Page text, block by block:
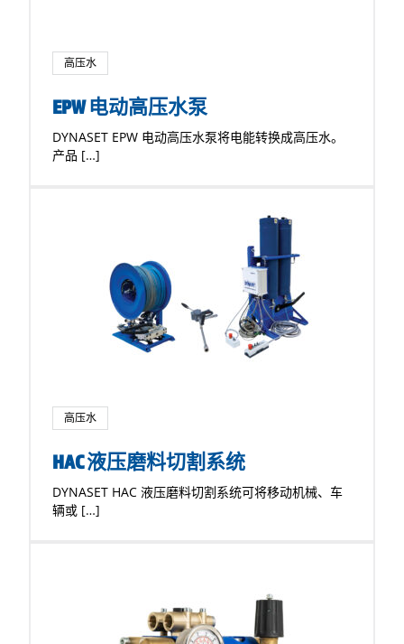
高压水
EPW 电动高压水泵
DYNASET EPW 电动高压水泵将电能转换成高压水。
产品 […]
高压水
HAC 液压磨料切割系统
DYNASET HAC 液压磨料切割系统可将移动机械、车
辆或 […]